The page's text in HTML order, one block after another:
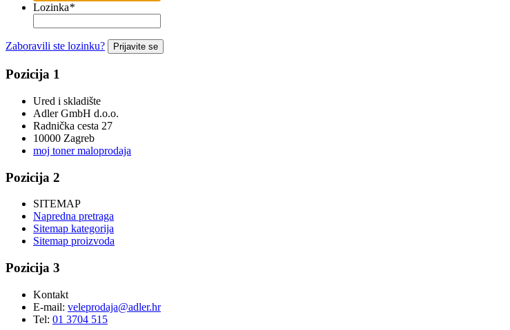
Lozinka*
Zaboravili ste lozinku? Prijavite se
Pozicija 1
Ured i skladište
Adler GmbH d.o.o.
Radnička cesta 27
10000 Zagreb
moj toner maloprodaja
Pozicija 2
SITEMAP
Napredna pretraga
Sitemap kategorija
Sitemap proizvoda
Pozicija 3
Kontakt
E-mail: veleprodaja@adler.hr
Tel: 01 3704 515